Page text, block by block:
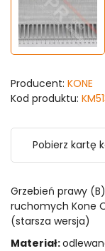
Producent: KONE
Kod produktu:
Pobierz kartę
Grzebień prawy
ruchomych Kone
(starsza wersja)
Materiał: